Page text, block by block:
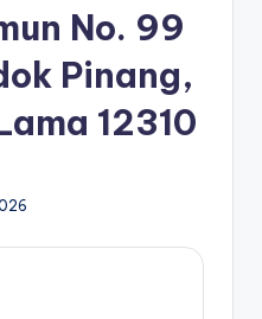
No. 99
Pinang,
12310